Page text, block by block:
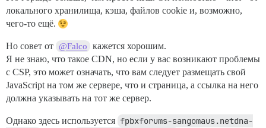
локального хранилища, кэша, файлов cookie и, возможно,
чего-то ещё.
Но совет от @Falco
кажется хорошим.
Я не знаю, что такое CDN, но если у вас возникают проблемы
с CSP, это может означать, что вам следует размещать свой
JavaScript на том же сервере, что и страница, а ссылка на него
должна указывать на тот же сервер.
Однако здесь используется fpbxforums-sangomaus.netdna-